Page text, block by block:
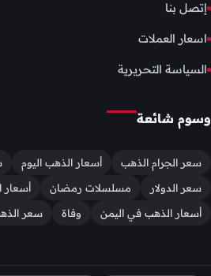
إتصل بنا
اسعار العملات
السياسة التحريرية
وسوم شائعة
سعر الجرام الذهب أسعار الذهب اليوم
سعر الدولار
مسلسلات رمضان
أسعار
أسعار الذهب في اليمن
وفاة سعر